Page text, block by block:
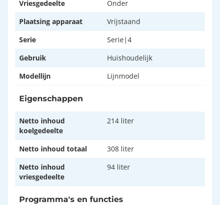
Vriesgedeelte
Onder
Plaatsing apparaat
Vrijstaand
Serie
Serie|4
Gebruik
Huishoudelijk
Modellijn
Lijnmodel
Eigenschappen
Netto inhoud
koelgedeelte
214 liter
Netto inhoud totaal
308 liter
Netto inhoud
vriesgedeelte
94 liter
Programma's en functies